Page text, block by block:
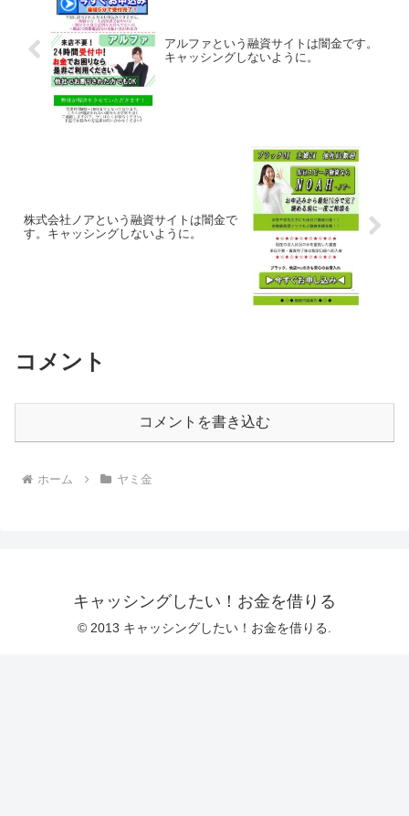
アルファという融資サイトは闇金です。
キャッシングしないように。
株式会社ノアという融資サイトは闇金で
す。キャッシングしないように。
コメント
コメントを書き込む
ホーム ヤミ金
キャッシングしたい！お金を借りる
© 2013 キャッシングしたい！お金を借りる.